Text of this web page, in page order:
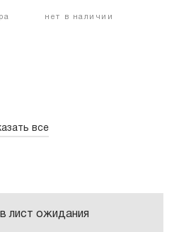
нет в наличии
все
лист ожидания